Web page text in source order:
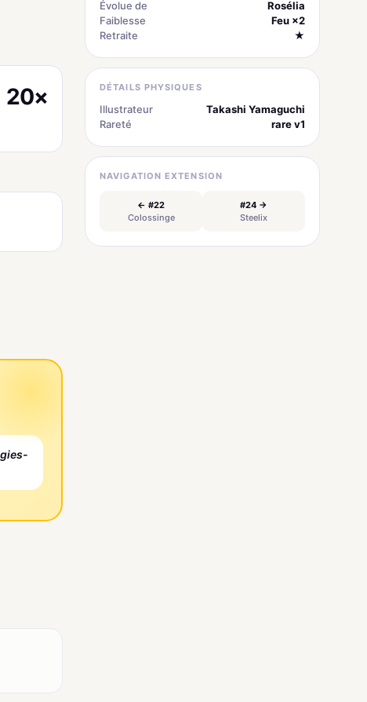
20×
Évolue de
Rosélia
Faiblesse
Feu ×2
Retraite
★
DÉTAILS PHYSIQUES
Illustrateur
Takashi Yamaguchi
Rareté
rare v1
NAVIGATION EXTENSION
← #22
Colossinge
#24 →
Steelix